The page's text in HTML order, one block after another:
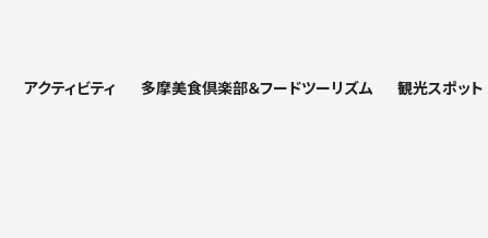
アクティビティ 多摩美食倶楽部＆フードツーリズム 観光スポット